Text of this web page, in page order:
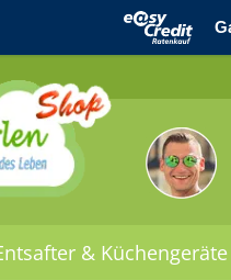
& Küchengeräte